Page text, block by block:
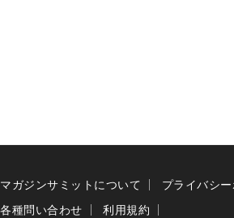
マガジンサミットについて プライバシ
各種問い合わせ
利用規約